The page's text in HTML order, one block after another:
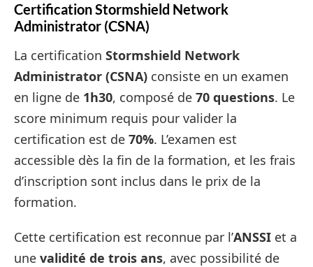
Certification Stormshield Network
Administrator (CSNA)
La certification Stormshield Network
Administrator (CSNA) consiste en un examen
en ligne de 1h30, composé de 70 questions. Le
score minimum requis pour valider la
certification est de 70%. L’examen est
accessible dès la fin de la formation, et les frais
d’inscription sont inclus dans le prix de la
formation.
Cette certification est reconnue par l’ANSSI et a
une validité de trois ans, avec possibilité de